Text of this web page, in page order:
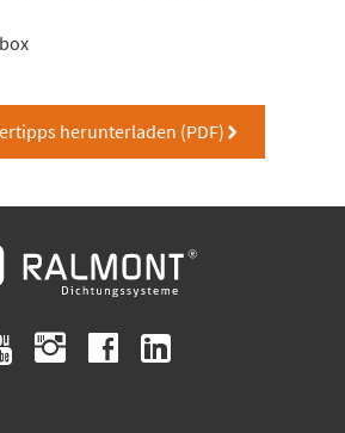
herunterladen (PDF) right
instagram facebook linkedin